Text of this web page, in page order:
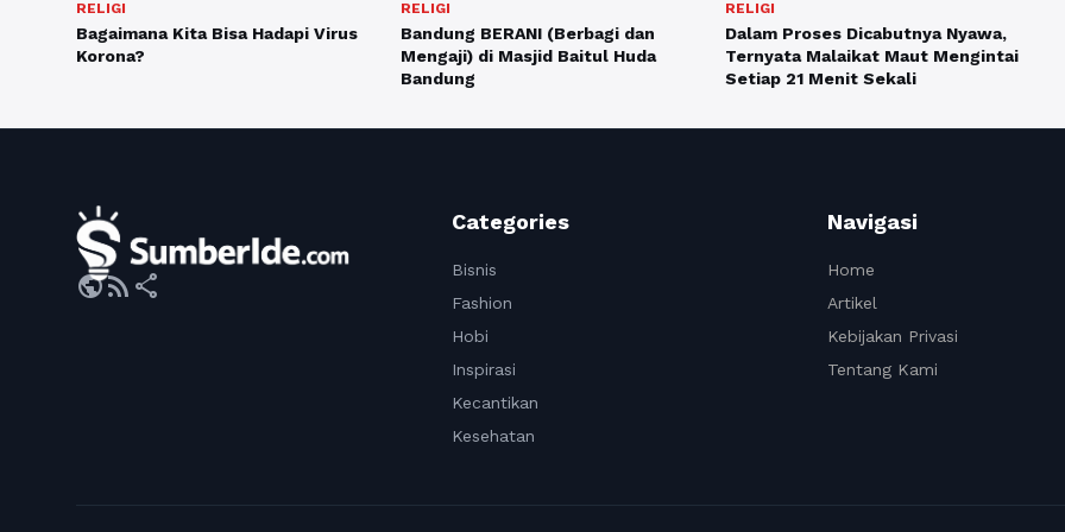
RELIGI
Bagaimana Kita Bisa Hadapi Virus
Korona?
RELIGI
Bandung BERANI (Berbagi dan
Mengaji) di Masjid Baitul Huda
Bandung
RELIGI
Dalam Proses Dicabutnya Nyawa,
Ternyata Malaikat Maut Mengintai
Setiap 21 Menit Sekali
publicrss_feed share
Categories
Bisnis
Fashion
Hobi
Inspirasi
Kecantikan
Kesehatan
Navigasi
Home
Artikel
Kebijakan Privasi
Tentang Kami